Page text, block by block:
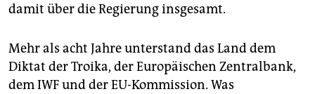
damit über die Regierung insgesamt.
Mehr als acht Jahre unterstand das Land dem
Diktat der Troika, der Europäischen Zentralbank,
dem IWF und der EU-Kommission. Was